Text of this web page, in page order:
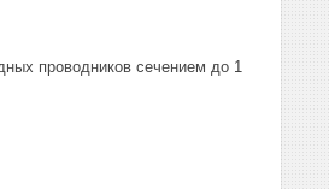
проводников сечением до 1